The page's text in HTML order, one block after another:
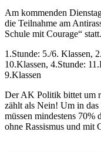
Am kommenden
die Teilnahme am
Schule mit Courage“
1.Stunde: 5./6. Klassen,
10.Klassen, 4.Stunde:
9.Klassen
Der AK Politik bittet um
zählt als Nein! Um in
müssen mindestens 70%
ohne Rassismus und mit